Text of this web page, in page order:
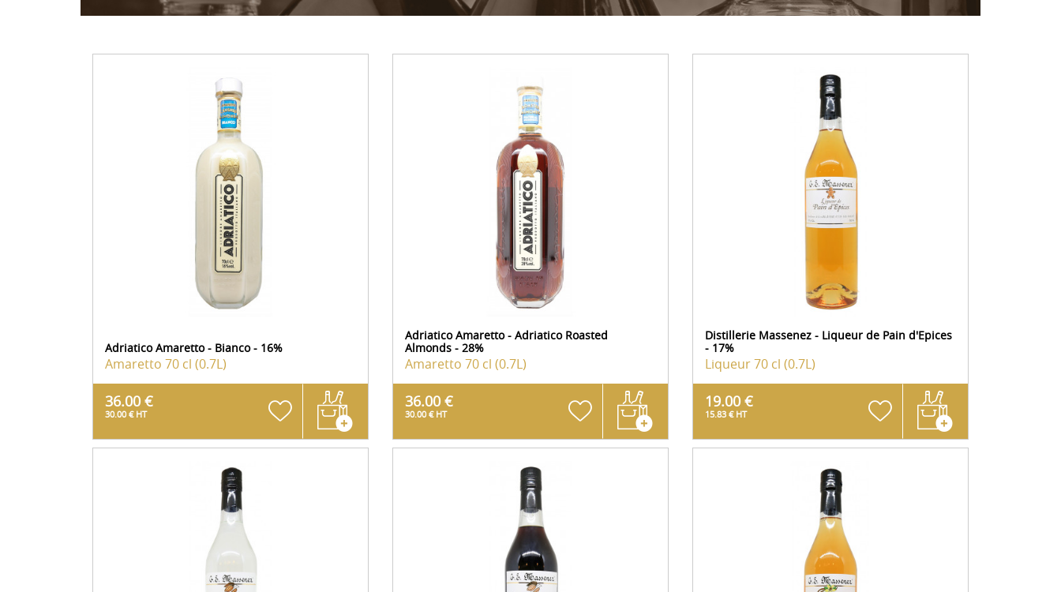
Adriatico Amaretto - Bianco - 16%
Amaretto 70 cl (0.7L)
36.00 €
30.00 € HT
Adriatico Amaretto - Adriatico Roasted
Almonds - 28%
Amaretto 70 cl (0.7L)
36.00 €
30.00 € HT
Distillerie Massenez - Liqueur de Pain d'Epices
- 17%
Liqueur70 cl (0.7L)
19.00 €
15.83 € HT